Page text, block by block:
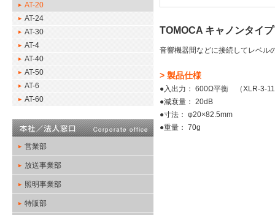
TOMOCA キャノンタイ
音響機器間などに接続してレベル
> 製品仕様
●入出力： 600Ω平衡 （XLR-3-
●減衰量： 20dB
●寸法： φ20×82.5mm
●重量： 70g
AT-20
AT-24
AT-30
AT-4
AT-40
AT-50
AT-6
AT-60
営業部
放送事業部
照明事業部
特販部